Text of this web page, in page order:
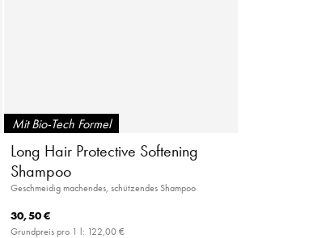
Mit Bio-Tech Formel
Long Hair Protective Softening
Shampoo
Geschmeidig machendes, schützendes Shampoo
30,50 €
Grundpreis pro 1 l: 122,00 €